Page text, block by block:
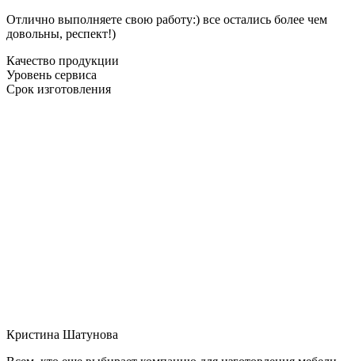
Отлично выполняете свою работу:) все остались более чем
довольны, респект!)
Качество продукции
Уровень сервиса
Срок изготовления
Кристина Шатунова